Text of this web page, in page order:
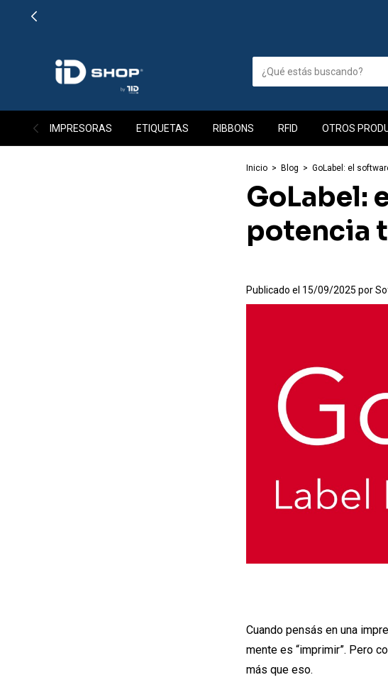
IMPRESORAS ETIQUETAS RIBBONS RFID OTROS
Inicio > Blog > GoLabel: el
GoLabel:
potencia
Publicado el 15/09/2025 por
Cuando pensás en una
mente es “imprimir”. Pero
más que eso.